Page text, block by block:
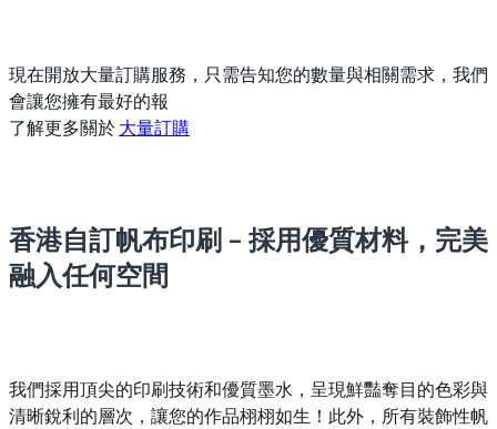
現在開放大量訂購服務，只需告知您的數量與相關需求，我們
會讓您擁有最好的報
了解更多關於 大量訂購
香港自訂帆布印刷 – 採用優質材料，完美
融入任何空間
我們採用頂尖的印刷技術和優質墨水，呈現鮮豔奪目的色彩與
清晰銳利的層次，讓您的作品栩栩如生！此外，所有裝飾性帆